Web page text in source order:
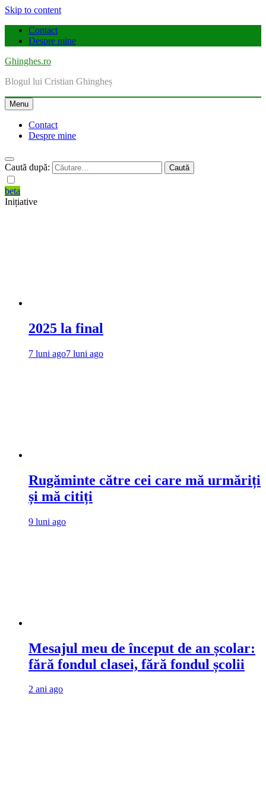
Skip to content
Contact
Despre mine
Ghinghes.ro
Blogul lui Cristian Ghingheș
Menu
Contact
Despre mine
Caută după:
beta
Inițiative
2025 la final
7 luni ago7 luni ago
Rugăminte către cei care mă urmăriți
și mă citiți
9 luni ago
Mesajul meu de început de an școlar:
fără fondul clasei, fără fondul școlii
2 ani ago